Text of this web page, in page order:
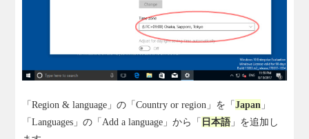
「Region & language」の「Country or region」を「Japan 」
「Languages」の「Add a language」から「日本語 」を追加し